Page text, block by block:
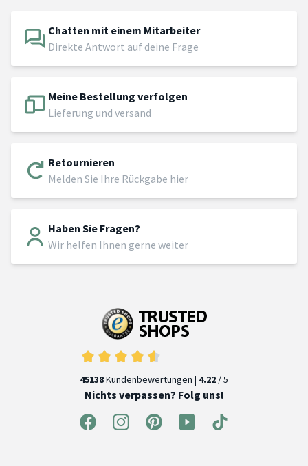
Chatten mit einem Mitarbeiter
Direkte Antwort auf deine Frage
Meine Bestellung verfolgen
Lieferung und versand
Retournieren
Melden Sie Ihre Rückgabe hier
Haben Sie Fragen?
Wir helfen Ihnen gerne weiter
45138Kundenbewertungen | 4.22 / 5
Nichts verpassen? Folg uns!